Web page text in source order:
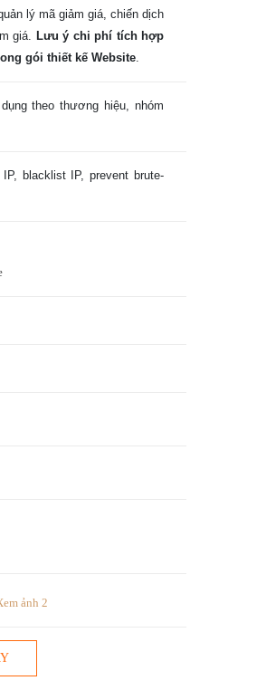
lý mã giảm giá, chiến dịch
giá. Lưu ý chi phí tích hợp
gói thiết kế Website.
theo thương hiệu, nhóm
IP, blacklist IP, prevent brute-
ảnh 2